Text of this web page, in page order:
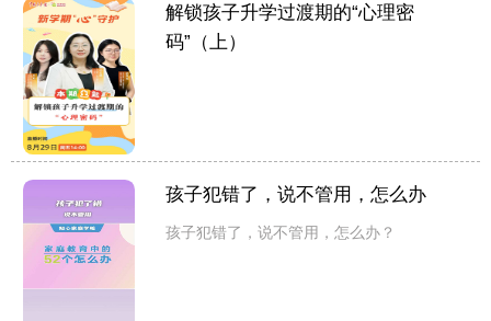
解锁孩子升学过渡期的“心理密
码”（上）
孩子犯错了，说不管用，怎么办
孩子犯错了，说不管用，怎么办？